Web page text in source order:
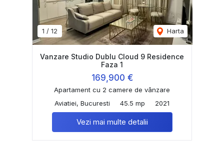
1 / 12 Harta
Vanzare Studio Dublu Cloud 9 Residence
Faza 1
169,900 €
Apartament cu 2 camere de vânzare
Aviatiei, Bucuresti
45.5 mp 2021
Vezi mai multe detalii